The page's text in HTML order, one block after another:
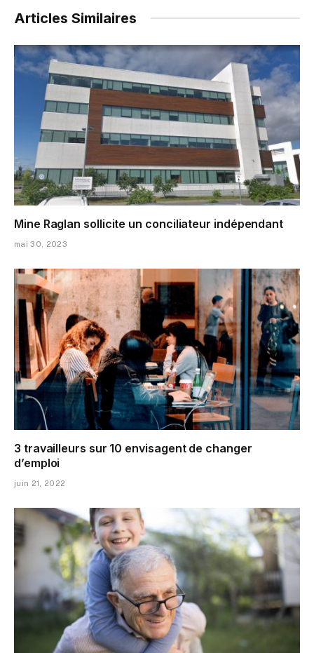
Articles Similaires
Mine Raglan sollicite un conciliateur indépendant
mai 30, 2023
3 travailleurs sur 10 envisagent de changer
d’emploi
juin 21, 2022